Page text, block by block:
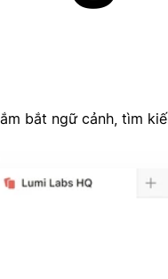
bắt ngữ cảnh, tìm